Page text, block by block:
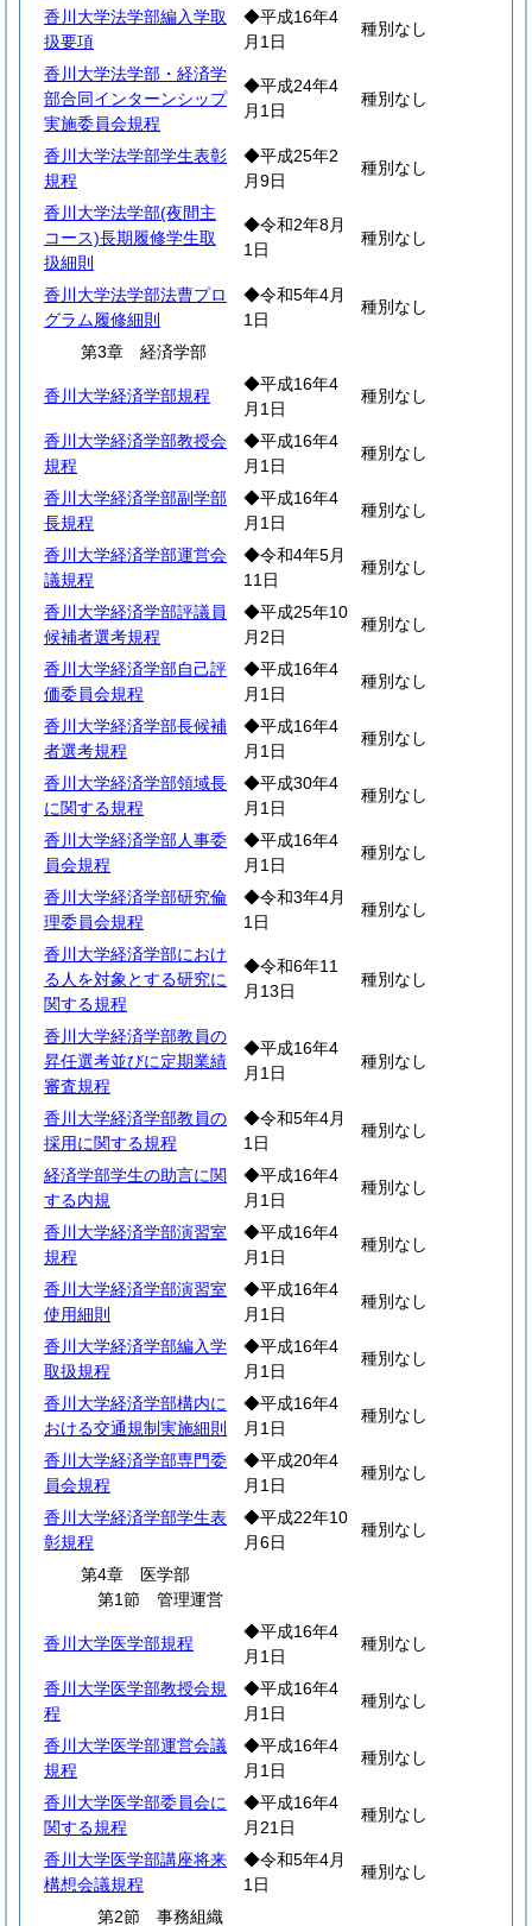
香川大学法学部編入学取
扱要項
◆平成16年4
月1日
種別なし
香川大学法学部・経済学
部合同インターンシップ
実施委員会規程
◆平成24年4
月1日
種別なし
香川大学法学部学生表彰
規程
◆平成25年2
月9日
種別なし
香川大学法学部(夜間主
コース)長期履修学生取
扱細則
◆令和2年8月
1日
種別なし
香川大学法学部法曹プロ
グラム履修細則
◆令和5年4月
1日
種別なし
第3章 経済学部
香川大学経済学部規程
◆平成16年4
月1日
種別なし
香川大学経済学部教授会
規程
◆平成16年4
月1日
種別なし
香川大学経済学部副学部
長規程
◆平成16年4
月1日
種別なし
香川大学経済学部運営会
議規程
◆令和4年5月
11日
種別なし
香川大学経済学部評議員
候補者選考規程
◆平成25年10
月2日
種別なし
香川大学経済学部自己評
価委員会規程
◆平成16年4
月1日
種別なし
香川大学経済学部長候補
者選考規程
◆平成16年4
月1日
種別なし
香川大学経済学部領域長
に関する規程
◆平成30年4
月1日
種別なし
香川大学経済学部人事委
員会規程
◆平成16年4
月1日
種別なし
香川大学経済学部研究倫
理委員会規程
◆令和3年4月
1日
種別なし
香川大学経済学部におけ
る人を対象とする研究に
関する規程
◆令和6年11
月13日
種別なし
香川大学経済学部教員の
昇任選考並びに定期業績
審査規程
◆平成16年4
月1日
種別なし
香川大学経済学部教員の
採用に関する規程
◆令和5年4月
1日
種別なし
経済学部学生の助言に関
する内規
◆平成16年4
月1日
種別なし
香川大学経済学部演習室
規程
◆平成16年4
月1日
種別なし
香川大学経済学部演習室
使用細則
◆平成16年4
月1日
種別なし
香川大学経済学部編入学
取扱規程
◆平成16年4
月1日
種別なし
香川大学経済学部構内に
おける交通規制実施細則
◆平成16年4
月1日
種別なし
香川大学経済学部専門委
員会規程
◆平成20年4
月1日
種別なし
香川大学経済学部学生表
彰規程
◆平成22年10
月6日
種別なし
第4章 医学部
第1節 管理運営
香川大学医学部規程
◆平成16年4
月1日
種別なし
香川大学医学部教授会規
程
◆平成16年4
月1日
種別なし
香川大学医学部運営会議
規程
◆平成16年4
月1日
種別なし
香川大学医学部委員会に
関する規程
◆平成16年4
月21日
種別なし
香川大学医学部講座将来
構想会議規程
◆令和5年4月
1日
種別なし
第2節 事務組織